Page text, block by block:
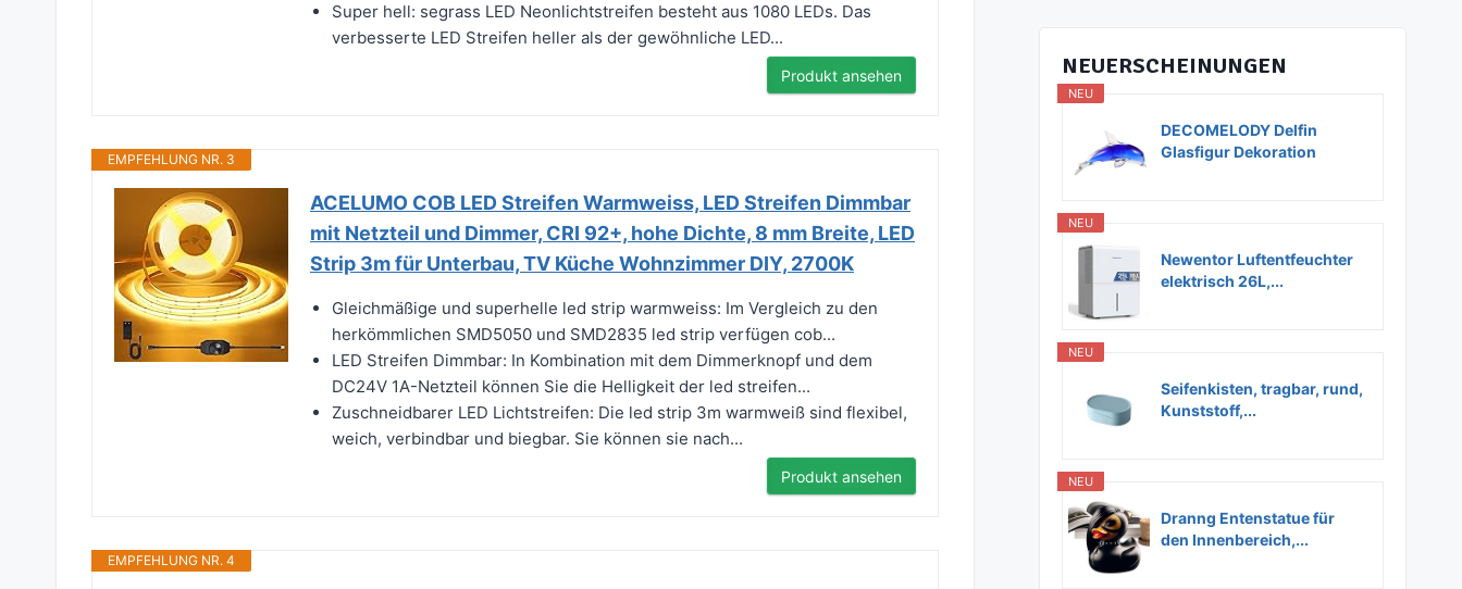
Super hell: segrass LED Neonlichtstreifen besteht aus 1080 LEDs. Das
verbesserte LED Streifen heller als der gewöhnliche LED...
Produkt ansehen
EMPFEHLUNG NR. 3
ACELUMO COB LED Streifen Warmweiss, LED Streifen Dimmbar
mit Netzteil und Dimmer, CRI 92+, hohe Dichte, 8 mm Breite, LED
Strip 3m für Unterbau, TV Küche Wohnzimmer DIY, 2700K
Gleichmäßige und superhelle led strip warmweiss: Im Vergleich zu den
herkömmlichen SMD5050 und SMD2835 led strip verfügen cob...
LED Streifen Dimmbar: In Kombination mit dem Dimmerknopf und dem
DC24V 1A-Netzteil können Sie die Helligkeit der led streifen...
Zuschneidbarer LED Lichtstreifen: Die led strip 3m warmweiß sind flexibel,
weich, verbindbar und biegbar. Sie können sie nach...
Produkt ansehen
EMPFEHLUNG NR. 4
NEUERSCHEINUNGEN
NEU
DECOMELODY Delfin
Glasfigur Dekoration
NEU
Newentor Luftentfeuchter
elektrisch 26L,...
NEU
Seifenkisten, tragbar, rund,
Kunststoff,...
NEU
Dranng Entenstatue für
den Innenbereich,...